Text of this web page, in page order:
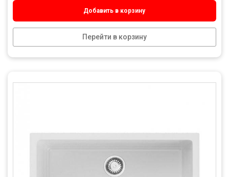
Добавить в корзину
Перейти в корзину